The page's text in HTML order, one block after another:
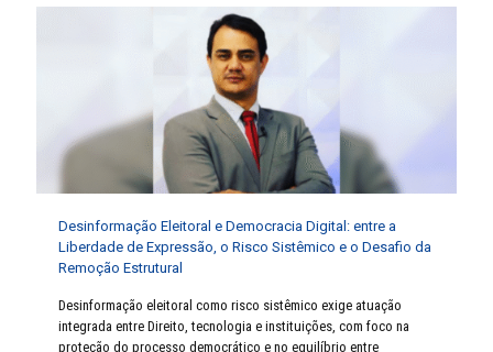
Desinformação Eleitoral e Democracia Digital: entre a
Liberdade de Expressão, o Risco Sistêmico e o Desafio da
Remoção Estrutural
Desinformação eleitoral como risco sistêmico exige atuação
integrada entre Direito, tecnologia e instituições, com foco na
proteção do processo democrático e no equilíbrio entre